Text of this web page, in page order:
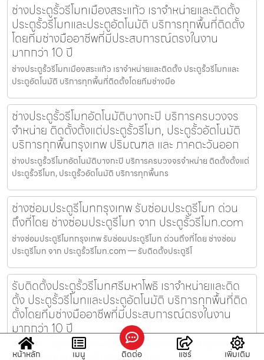
ช่างประตูรั้วรีโมทเมืองสระแก้ว เราจำหน่ายและติดตั้ง
ประตูรั้วรีโมทและประตูอัตโนมัติ บริการทุกพื้นที่ติดตั้ง
โดยทีมช่างมืออาชีพที่มีประสบการณ์ตรงในงาน
มากกว่า 10 ปี
ช่างประตูรั้วรีโมทเมืองสระแก้ว เราจำหน่ายและติดตั้ง ประตูรั้วรีโมทและ
ประตูอัตโนมัติ บริการทุกพื้นที่ติดตั้งโดยทีมช่างมือ
ช่างประตูรั้วรีโมทอัตโนมัติบางกะปิ บริการครบวงจร
จำหน่าย ติดตั้งตั้งแต่ประตูรั้วรีโมท, ประตูรั้วอัตโนมัติ
บริการทุกพื้นกรุงเทพ ปริมณฑล และ ภาคตะวันออก
ช่างประตูรั้วรีโมทอัตโนมัติบางกะปิ บริการครบวงจรจำหน่าย ติดตั้งตั้งแต่
ประตูรั้วรีโมท, ประตูรั้วอัตโนมัติ บริการทุกพื้นกร
ช่างซ่อมประตูรีโมทกรุงเทพ รับซ่อมประตูรีโมท ด่วน
ถึงที่โดย ช่างซ่อมประตูรีโมท จาก ประตูรั้วรีโมท.com
ช่างซ่อมประตูรีโมทกรุงเทพ รับซ่อมประตูรีโมท ด่วนถึงที่โดย ช่างซ่อม
ประตูรีโมท จาก ประตูรั้วรีโมท.com — รับติดตั้งประตูรีโ
รับติดตั้งประตูรั้วรีโมทศรีมหาโพธิ เราจำหน่ายและติด
ตั้ง ประตูรั้วรีโมทและประตูอัตโนมัติ บริการทุกพื้นที่ติด
ตั้งโดยทีมช่างมืออาชีพที่มีประสบการณ์ตรงในงาน
มากกว่า 10 ปี
รับติดตั้งประตูรั้วรีโมทศรีมหาโพธิ เราจำหน่ายและติดตั้ง ประตูรั้วรีโมทและ
ประตูอัตโนมัติ บริการทุกพื้นที่ติดตั้งโดยทีมช่า
หน้าหลัก เมนู ติดต่อ แชร์ เพิ่มเติม